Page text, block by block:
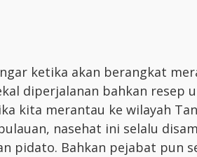
ketika akan berangkat
diperjalanan bahkan resep
kita merantau ke wilayah
nasehat ini selalu
pidato. Bahkan pejabat pun